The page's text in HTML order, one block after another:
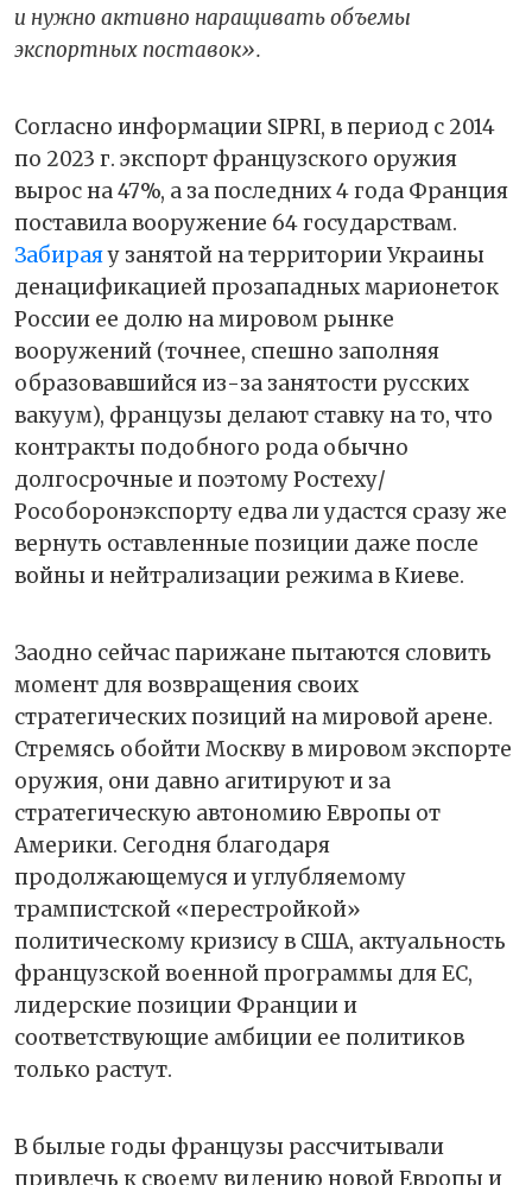
и нужно активно наращивать объемы
экспортных поставок».
Согласно информации SIPRI, в период с 2014
по 2023 г. экспорт французского оружия
вырос на 47%, а за последних 4 года Франция
поставила вооружение 64 государствам.
Забираяу занятой на территории Украины
денацификацией прозападных марионеток
России ее долю на мировом рынке
вооружений (точнее, спешно заполняя
образовавшийся из-за занятости русских
вакуум), французы делают ставку на то, что
контракты подобного рода обычно
долгосрочные и поэтому Ростеху/
Рособоронэкспорту едва ли удастся сразу же
вернуть оставленные позиции даже после
войны и нейтрализации режима в Киеве.
Заодно сейчас парижане пытаются словить
момент для возвращения своих
стратегических позиций на мировой арене.
Стремясь обойти Москву в мировом экспорте
оружия, они давно агитируют и за
стратегическую автономию Европы от
Америки. Сегодня благодаря
продолжающемуся и углубляемому
трампистской «перестройкой»
политическому кризису в США, актуальность
французской военной программы для ЕС,
лидерские позиции Франции и
соответствующие амбиции ее политиков
только растут.
В былые годы французы рассчитывали
привлечь к своему видению новой Европы и